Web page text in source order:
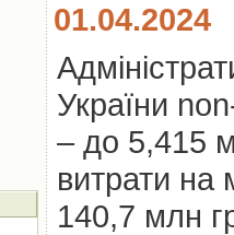
01.04.2024
України
– до 5,415
витрати на
140,7 млн